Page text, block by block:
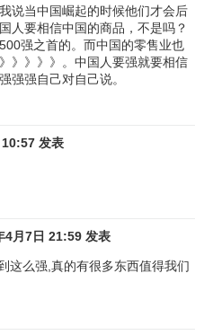
尔玛皆可提供送货服务，
价格中不含送货成本)。
动电脑售机业务，移动局
代办网点便宜100元；它还代
点便宜50元。
斯 、凯马特 所不屑一顾的偏
比，从南加州到奥克拉荷
乡镇缺乏廉价商店，沃尔玛
说当中国崛起的时候他们才会后
人要相信中国的商品，不是吗？
强之首的。而中国的零售业也
》》》》。中国人要强就要相信
强强自己对自己说。
发表
4月7日 21:59 发表
这么强,真的有很多东西值得我们